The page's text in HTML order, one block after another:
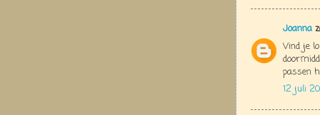
Joanna
Vind je
passen
12 juli